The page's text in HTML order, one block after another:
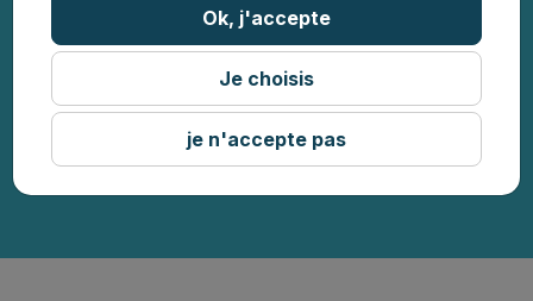
LES CONSEILS SWITCHASSUR
ASSURANCE DE PRÊT : LA DIFFÉRENCE
ENTRE LE DÉLAI DE CARENCE ET LE DÉLAI
DE FRANCHISE
Ok, j'accepte
Je choisis
je n'accepte pas